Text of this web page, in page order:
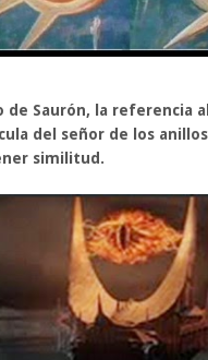
de Saurón, la referencia
del señor de los
similitud.